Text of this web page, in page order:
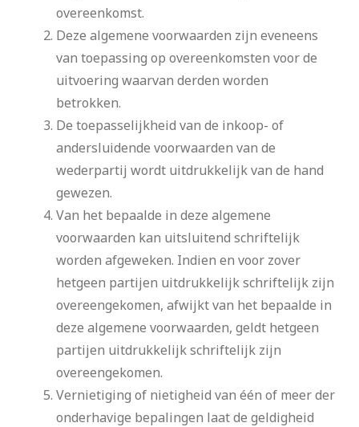
overeenkomst.
Deze algemene voorwaarden zijn eveneens
van toepassing op overeenkomsten voor de
uitvoering waarvan derden worden
betrokken.
De toepasselijkheid van de inkoop- of
andersluidende voorwaarden van de
wederpartij wordt uitdrukkelijk van de hand
gewezen.
Van het bepaalde in deze algemene
voorwaarden kan uitsluitend schriftelijk
worden afgeweken. Indien en voor zover
hetgeen partijen uitdrukkelijk schriftelijk zijn
overeengekomen, afwijkt van het bepaalde in
deze algemene voorwaarden, geldt hetgeen
partijen uitdrukkelijk schriftelijk zijn
overeengekomen.
Vernietiging of nietigheid van één of meer der
onderhavige bepalingen laat de geldigheid